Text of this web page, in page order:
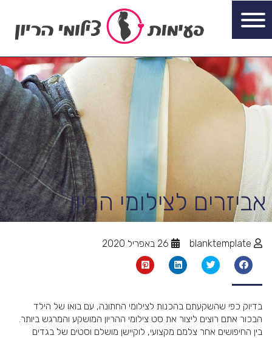
אביזרים לצילומי הריון
בדיוק כפי שהשקעתם בהכנות לצילומי החתונה, עם בואו של הילד
הבכור אתם רוצים ליצור את סט צילומי ההריון המושקע והמרגש ביותר.
בין החיפושים אחר צלמם מקצועי, לוקיישן מושלם וסטים של בגדים